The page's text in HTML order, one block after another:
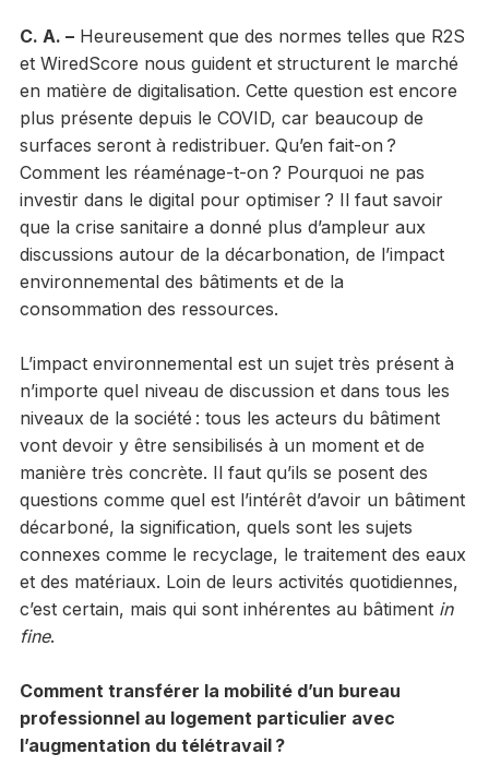
C. A. –Heureusement que des normes telles que R2S
et WiredScore nous guident et structurent le marché
en matière de digitalisation. Cette question est encore
plus présente depuis le COVID, car beaucoup de
surfaces seront à redistribuer. Qu’en fait-on ?
Comment les réaménage-t-on ? Pourquoi ne pas
investir dans le digital pour optimiser ? Il faut savoir
que la crise sanitaire a donné plus d’ampleur aux
discussions autour de la décarbonation, de l’impact
environnemental des bâtiments et de la
consommation des ressources.
L’impact environnemental est un sujet très présent à
n’importe quel niveau de discussion et dans tous les
niveaux de la société : tous les acteurs du bâtiment
vont devoir y être sensibilisés à un moment et de
manière très concrète. Il faut qu’ils se posent des
questions comme quel est l’intérêt d’avoir un bâtiment
décarboné, la signification, quels sont les sujets
connexes comme le recyclage, le traitement des eaux
et des matériaux. Loin de leurs activités quotidiennes,
c’est certain, mais qui sont inhérentes au bâtiment in
fine.
Comment transférer la mobilité d’un bureau
professionnel au logement particulier avec
l’augmentation du télétravail ?